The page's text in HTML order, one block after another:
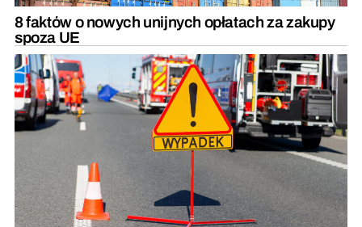
8 faktów o nowych unijnych opłatach za zakupy
spoza UE